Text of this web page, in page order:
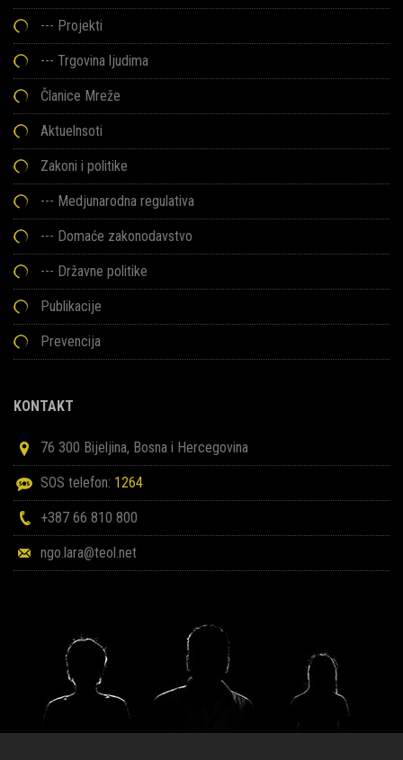
--- Projekti
--- Trgovina ljudima
Članice Mreže
Aktuelnsoti
Zakoni i politike
--- Medjunarodna regulativa
--- Domaće zakonodavstvo
--- Državne politike
Publikacije
Prevencija
KONTAKT
76 300 Bijeljina, Bosna i Hercegovina
SOS telefon: 1264
+387 66 810 800
ngo.lara@teol.net